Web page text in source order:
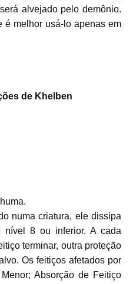
alvejado pelo demônio.
é melhor usá-lo apenas em
de Khelben
numa criatura, ele dissipa
nível 8 ou inferior. A cada
terminar, outra proteção
Os feitiços afetados por
Absorção de Feitiço